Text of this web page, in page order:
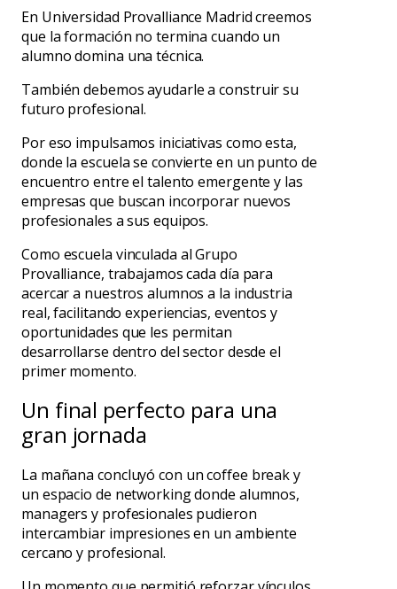
En Universidad Provalliance Madrid creemos
que la formación no termina cuando un
alumno domina una técnica.
También debemos ayudarle a construir su
futuro profesional.
Por eso impulsamos iniciativas como esta,
donde la escuela se convierte en un punto de
encuentro entre el talento emergente y las
empresas que buscan incorporar nuevos
profesionales a sus equipos.
Como escuela vinculada al Grupo
Provalliance, trabajamos cada día para
acercar a nuestros alumnos a la industria
real, facilitando experiencias, eventos y
oportunidades que les permitan
desarrollarse dentro del sector desde el
primer momento.
Un final perfecto para una
gran jornada
La mañana concluyó con un coffee break y
un espacio de networking donde alumnos,
managers y profesionales pudieron
intercambiar impresiones en un ambiente
cercano y profesional.